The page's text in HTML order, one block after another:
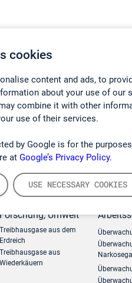
cookies
content and ads, to
about your use of our
combine it with other
use of their services.
by Google is for the
at Google’s Privacy Policy.
USE NECESSARY COOKIES
Forschung, Umwelt
Treibhausgase aus dem
Erdreich
Treibhausgase aus
Wiederkäuern